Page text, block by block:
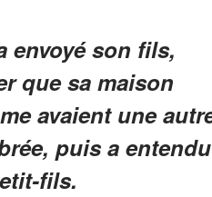
envoyé son fils,
que sa maison
avaient une
puis a entendu
fils.